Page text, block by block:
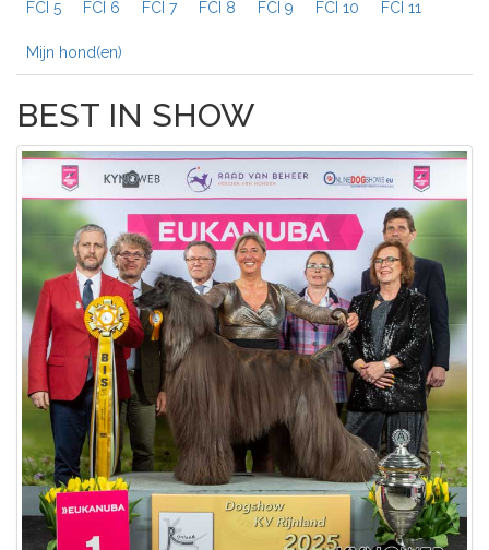
FCI 5 FCI 6 FCI 7 FCI 8 FCI 9 FCI 10 FCI 11
Mijn hond(en)
BEST IN SHOW